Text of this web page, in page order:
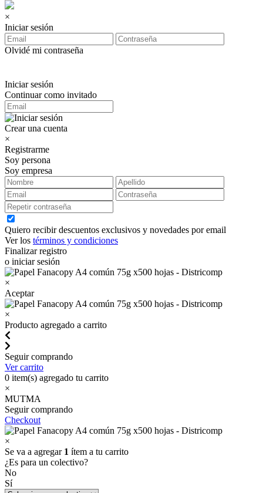
×
Iniciar sesión
Olvidé mi contraseña
Iniciar sesión
Continuar como invitado
Crear una cuenta
×
Registrarme
Soy persona
Soy empresa
Quiero recibir descuentos exclusivos y novedades por email
Ver los términos y condiciones
Finalizar registro
o iniciar sesión
×
Aceptar
×
Producto agregado a carrito
Seguir comprando
Ver carrito
0 item(s) agregado tu carrito
×
MUTMA
Seguir comprando
Checkout
×
Se va a agregar 1 ítem a tu carrito
¿Es para un colectivo?
No
Sí